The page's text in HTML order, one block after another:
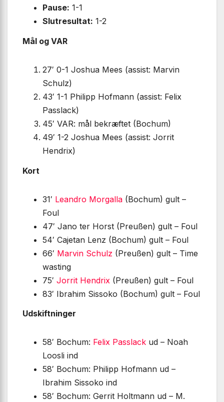
Pause: 1-1
Slutresultat: 1-2
Mål og VAR
27′ 0-1 Joshua Mees (assist: Marvin
Schulz)
43′ 1-1 Philipp Hofmann (assist: Felix
Passlack)
45′ VAR: mål bekræftet (Bochum)
49′ 1-2 Joshua Mees (assist: Jorrit
Hendrix)
Kort
31′ Leandro Morgalla (Bochum) gult –
Foul
47′ Jano ter Horst (Preußen) gult – Foul
54′ Cajetan Lenz (Bochum) gult – Foul
66′ Marvin Schulz (Preußen) gult – Time
wasting
75′ Jorrit Hendrix (Preußen) gult – Foul
83′ Ibrahim Sissoko (Bochum) gult – Foul
Udskiftninger
58′ Bochum: Felix Passlack ud – Noah
Loosli ind
58′ Bochum: Philipp Hofmann ud –
Ibrahim Sissoko ind
58′ Bochum: Gerrit Holtmann ud – M.